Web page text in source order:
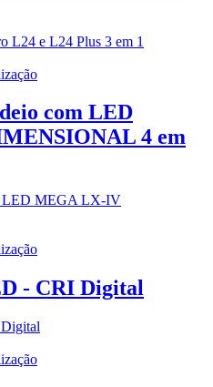
com LED
4 em
- CRI Digital